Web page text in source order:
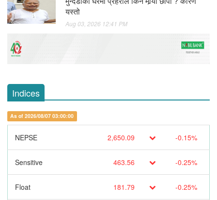
यस्तो
Aug 03, 2026 12:41 PM
Indices
As of 2026/08/07 03:00:00
NEPSE 2,650.09 -0.15%
Sensitive 463.56 -0.25%
Float 181.79 -0.25%